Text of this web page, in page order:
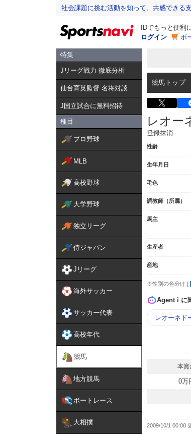
社会課題に挑む活動を知って、共感できる
IDでもっと便利
ログイン
ボ
特集
Jリーグ戦力 徹底分析
仙台育英監督 名将対談
J国立試合に無料招待
種目
プロ野球
MLB
高校野球
大学野球
独立リーグ
侍ジャパン
Jリーグ
海外サッカー
サッカー代表
高校年代
競馬
地方競馬
ボートレース
大相撲
競馬トップ
レオー
登録抹消
性齢
生年月日
毛色
調教師（所属）
馬主
生産者
産地
※性別の色分け [
Agent i に
レオーネド
本賞
0万
2009/10/1 00:00